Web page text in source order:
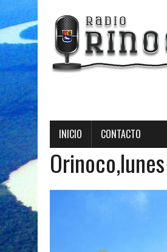
INICIO CONTACTO